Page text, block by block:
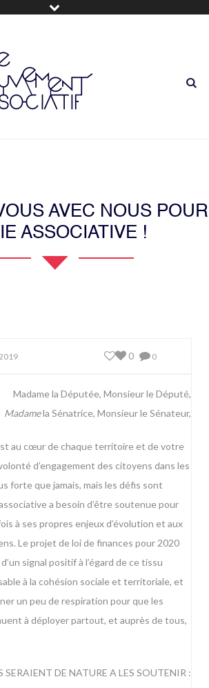
AVEC NOUS POUR
ASSOCIATIVE !
0
0
Madame la Députée, Monsieur le Député,
Madamela Sénatrice, Monsieur le Sénateur,
au cœur de chaque territoire et de votre
d’engagement des citoyens dans les
forte que jamais, mais les défis sont
a besoin d’être soutenue pour
à ses propres enjeux d’évolution et aux
Le projet de loi de finances pour 2020
signal positif à l’égard de ce tissu
à la cohésion sociale et territoriale, et
un peu de respiration pour que les
à déployer partout, et auprès de tous,
SERAIENT DE NATURE A LES SOUTENIR :